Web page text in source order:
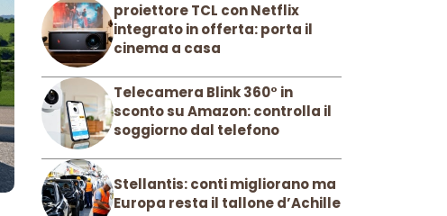
proiettore TCL con Netflix
integrato in offerta: porta il
cinema a casa
Telecamera Blink 360° in
sconto su Amazon: controlla il
soggiorno dal telefono
Stellantis: conti migliorano ma
Europa resta il tallone d’Achille